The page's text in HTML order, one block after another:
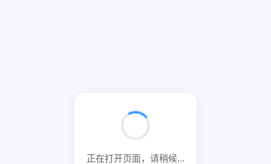
正在打开页面，请稍候...